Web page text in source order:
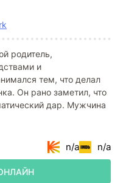
родитель,
и
тем, что делал
Он рано заметил, что
дар. Мужчина
n/a n/a